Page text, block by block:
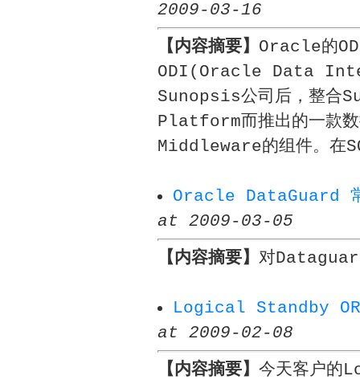
2009-03-16
【内容摘要】 Oracle的
ODI(Oracle Data
Sunopsis公司后，整
Platform而推出的一款
Middleware的组件。在
Oracle DataGuard 常
at 2009-03-05
【内容摘要】 对
Logical Standby
at 2009-02-08
【内容摘要】 今天客户的